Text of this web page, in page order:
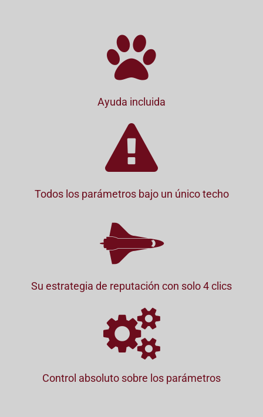
Ayuda incluida
Todos los parámetros bajo un único techo
Su estrategia de reputación con solo 4 clics
Control absoluto sobre los parámetros